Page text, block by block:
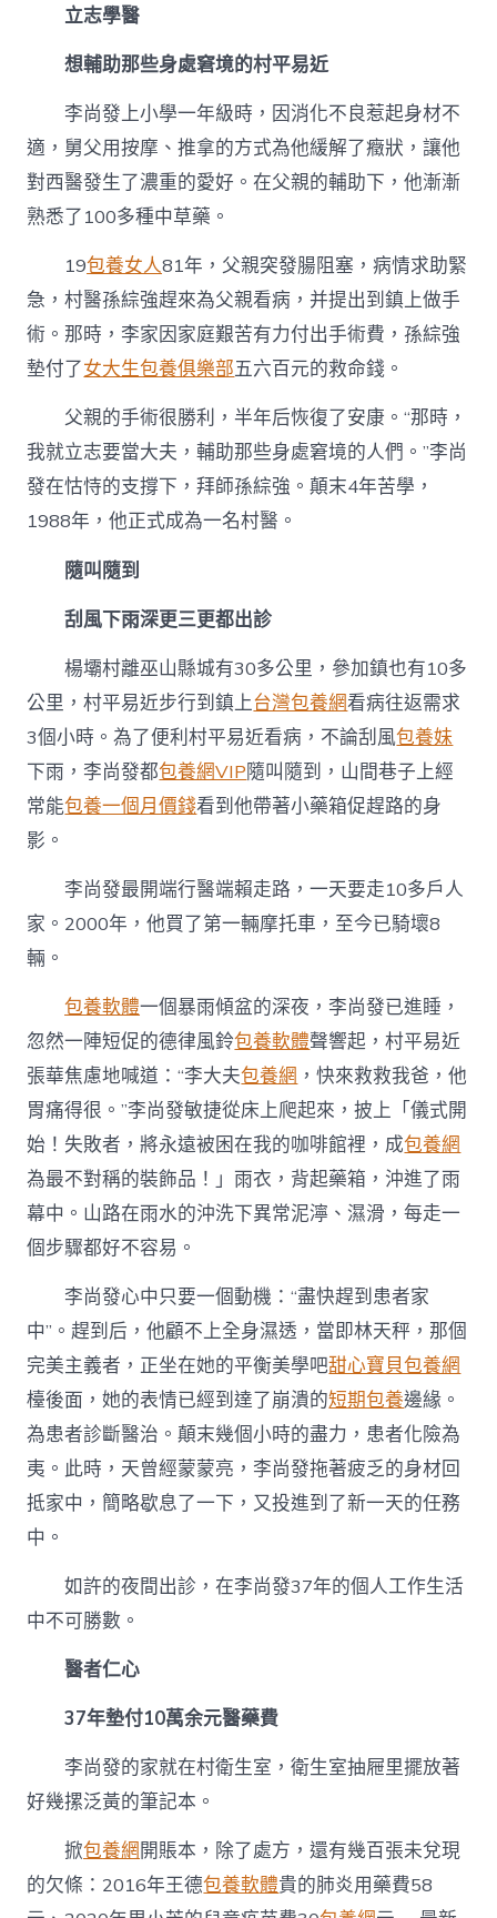
立志學醫
想輔助那些身處窘境的村平易近
李尚發上小學一年級時，因消化不良惹起身材不
適，舅父用按摩、推拿的方式為他緩解了癥狀，讓他
對西醫發生了濃重的愛好。在父親的輔助下，他漸漸
熟悉了100多種中草藥。
19包養女人81年，父親突發腸阻塞，病情求助緊
急，村醫孫綜強趕來為父親看病，并提出到鎮上做手
術。那時，李家因家庭艱苦有力付出手術費，孫綜強
墊付了女大生包養俱樂部五六百元的救命錢。
父親的手術很勝利，半年后恢復了安康。“那時，
我就立志要當大夫，輔助那些身處窘境的人們。”李尚
發在怙恃的支撐下，拜師孫綜強。顛末4年苦學，
1988年，他正式成為一名村醫。
隨叫隨到
刮風下雨深更三更都出診
楊壩村離巫山縣城有30多公里，參加鎮也有10多
公里，村平易近步行到鎮上台灣包養網看病往返需求
3個小時。為了便利村平易近看病，不論刮風包養妹
下雨，李尚發都包養網VIP隨叫隨到，山間巷子上經
常能包養一個月價錢看到他帶著小藥箱促趕路的身
影。
李尚發最開端行醫端賴走路，一天要走10多戶人
家。2000年，他買了第一輛摩托車，至今已騎壞8
輛。
包養軟體一個暴雨傾盆的深夜，李尚發已進睡，
忽然一陣短促的德律風鈴包養軟體聲響起，村平易近
張華焦慮地喊道：“李大夫包養網 ，快來救救我爸，他
胃痛得很。”李尚發敏捷從床上爬起來，披上「儀式開
始！失敗者，將永遠被困在我的咖啡館裡，成包養網
為最不對稱的裝飾品！」雨衣，背起藥箱，沖進了雨
幕中。山路在雨水的沖洗下異常泥濘、濕滑，每走一
個步驟都好不容易。
李尚發心中只要一個動機：“盡快趕到患者家
中”。趕到后，他顧不上全身濕透，當即林天秤，那個
完美主義者，正坐在她的平衡美學吧甜心寶貝包養網
檯後面，她的表情已經到達了崩潰的短期包養邊緣。
為患者診斷醫治。顛末幾個小時的盡力，患者化險為
夷。此時，天曾經蒙蒙亮，李尚發拖著疲乏的身材回
抵家中，簡略歇息了一下，又投進到了新一天的任務
中。
如許的夜間出診，在李尚發37年的個人工作生活
中不可勝數。
醫者仁心
37年墊付10萬余元醫藥費
李尚發的家就在村衛生室，衛生室抽屜里擺放著
好幾摞泛黃的筆記本。
掀包養網開賬本，除了處方，還有幾百張未兌現
的欠條：2016年王德包養軟體貴的肺炎用藥費58